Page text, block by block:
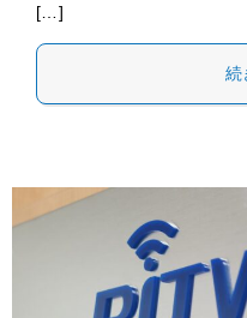
[…]
続